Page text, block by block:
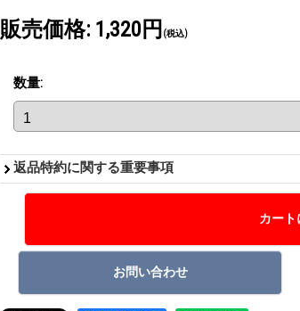
販売価格: 1,320円 (税込)
数量:
返品特約に関する重要事項